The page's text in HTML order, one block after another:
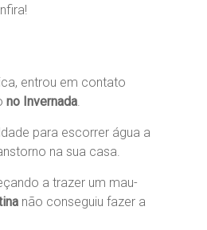
entrou em contato
no Invernada.
para escorrer água a
na sua casa.
a trazer um mau-
não conseguiu fazer a